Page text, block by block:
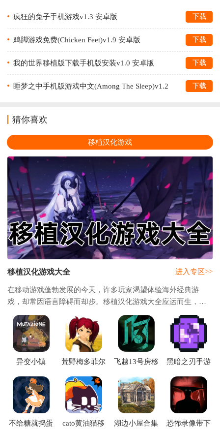
疯狂的兔子手机游戏v1.3 安卓版 下载
鸡脚游戏免费(Chicken Feet)v1.9 安卓版 下载
我的世界移植版下载手机版安装v1.0 安卓版 下载
睡梦之中手机版游戏中文(Among The Sleep)v1.2
下载
猜你喜欢
移植汉化游戏
移植汉化游戏大全
在移动游戏蓬勃发展的今天，许多玩家渴望体验海外经典游
戏，却常因语言障碍而却步。移植汉化游戏大全应运而生，成
为连接全球游戏文化与中文玩家的桥梁。我们专注于将海外热
门游戏进行精准汉化与安卓平台移植，让您随
进入专区>>
异变小镇
荒野梅多菲尔
(Meadowfell)
飞越13号房移
黑暗之刃手游
不给糖就捣蛋
cato黄油猫移
湖边小屋合集
恐怖录像带下